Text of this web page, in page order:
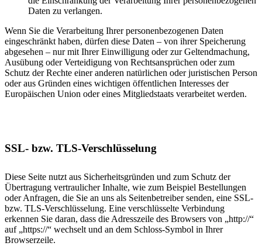
Daten zu verlangen.
Wenn Sie die Verarbeitung Ihrer personenbezogenen Daten
eingeschränkt haben, dürfen diese Daten – von ihrer Speicherung
abgesehen – nur mit Ihrer Einwilligung oder zur Geltendmachung,
Ausübung oder Verteidigung von Rechtsansprüchen oder zum
Schutz der Rechte einer anderen natürlichen oder juristischen Person
oder aus Gründen eines wichtigen öffentlichen Interesses der
Europäischen Union oder eines Mitgliedstaats verarbeitet werden.
SSL- bzw. TLS-Verschlüsselung
Diese Seite nutzt aus Sicherheitsgründen und zum Schutz der
Übertragung vertraulicher Inhalte, wie zum Beispiel Bestellungen
oder Anfragen, die Sie an uns als Seitenbetreiber senden, eine SSL-
bzw. TLS-Verschlüsselung. Eine verschlüsselte Verbindung
erkennen Sie daran, dass die Adresszeile des Browsers von „http://“
auf „https://“ wechselt und an dem Schloss-Symbol in Ihrer
Browserzeile.